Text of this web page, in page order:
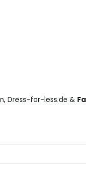
Dress-for-less.de &